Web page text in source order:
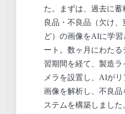
た。まずは、過去に
良品・不良品（欠け
ど）の画像をAIに学
ート。数ヶ月にわた
習期間を経て、製造
メラを設置し、AIが
画像を解析し、不良
ステムを構築しました